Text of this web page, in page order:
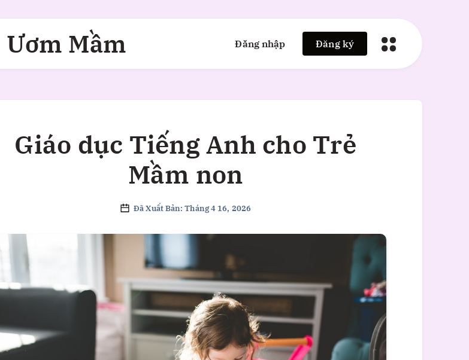
Ươm Mầm Đăng nhập Đăng ký
Giáo dục Tiếng Anh cho Trẻ
Mầm non
Đã Xuất Bản: Tháng 4 16, 2026